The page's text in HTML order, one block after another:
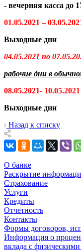
- вечерняя касса до
01.05.2021 – 03.05.202
Выходные дни
04.05.2021 по
рабочие дни в
08.05.2021- 10.05.2021
Выходные дни
Назад к списку
О банке
Раскрытие
Страхование
Услуги
Кредиты
Отчетность
Контакты
Формы договоров,
Информация о
вклада с